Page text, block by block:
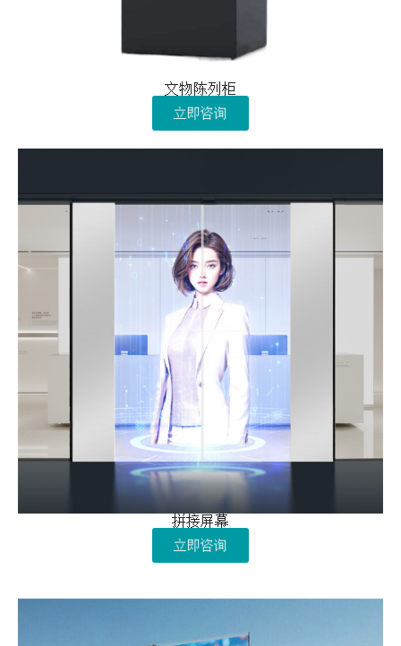
文物陈列柜
立即咨询
拼接屏幕
立即咨询